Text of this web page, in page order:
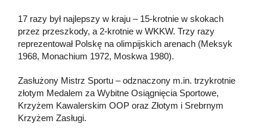
17 razy był najlepszy w kraju – 15-krotnie w skokach
przez przeszkody, a 2-krotnie w WKKW. Trzy razy
reprezentował Polskę na olimpijskich arenach (Meksyk
1968, Monachium 1972, Moskwa 1980).
Zasłużony Mistrz Sportu – odznaczony m.in. trzykrotnie
złotym Medalem za Wybitne Osiągnięcia Sportowe,
Krzyżem Kawalerskim OOP oraz Złotym i Srebrnym
Krzyżem Zasługi.